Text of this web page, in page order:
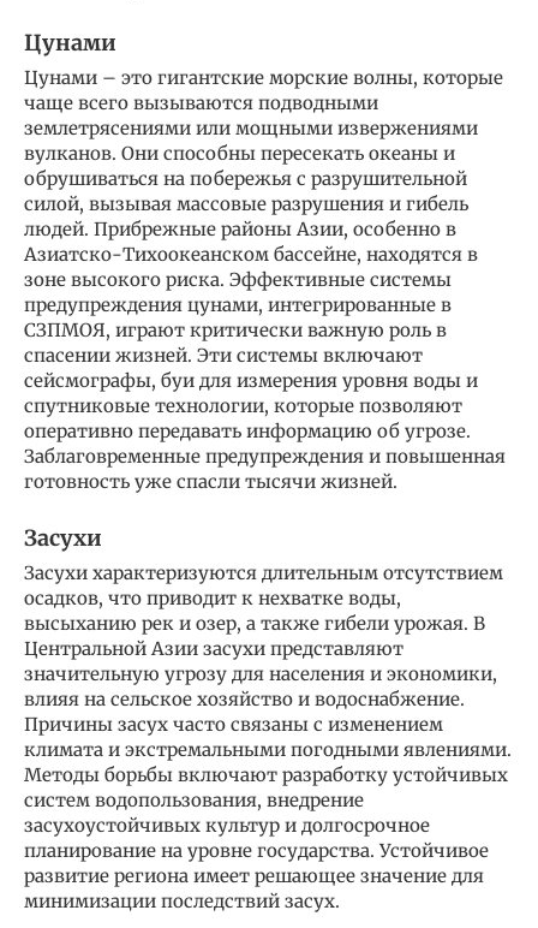
Цунами
Цунами – это гигантские морские волны, которые
чаще всего вызываются подводными
землетрясениями или мощными извержениями
вулканов. Они способны пересекать океаны и
обрушиваться на побережья с разрушительной
силой, вызывая массовые разрушения и гибель
людей. Прибрежные районы Азии, особенно в
Азиатско-Тихоокеанском бассейне, находятся в
зоне высокого риска. Эффективные системы
предупреждения цунами, интегрированные в
СЗПМОЯ, играют критически важную роль в
спасении жизней. Эти системы включают
сейсмографы, буи для измерения уровня воды и
спутниковые технологии, которые позволяют
оперативно передавать информацию об угрозе.
Заблаговременные предупреждения и повышенная
готовность уже спасли тысячи жизней.
Засухи
Засухи характеризуются длительным отсутствием
осадков, что приводит к нехватке воды,
высыханию рек и озер, а также гибели урожая. В
Центральной Азии засухи представляют
значительную угрозу для населения и экономики,
влияя на сельское хозяйство и водоснабжение.
Причины засух часто связаны с изменением
климата и экстремальными погодными явлениями.
Методы борьбы включают разработку устойчивых
систем водопользования, внедрение
засухоустойчивых культур и долгосрочное
планирование на уровне государства. Устойчивое
развитие региона имеет решающее значение для
минимизации последствий засух.